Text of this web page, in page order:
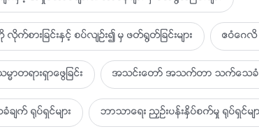
းအတြက္
ကြၽန္ုပ္ ခံစားလိုက္ခ်င္သည္။
ကိုယ္ေတာ္၏သတင္းေကာင္းကို နားစြင့္ပါမည္။
စ္မ်ားကိုသီဆိုပါ မွ
စားျခင္းႏွင့္ စပ္လ်ဥ္း၍ မွ ဖတ္႐ြတ္ျခင္းမ်ား ဧဝံေဂလိ
တရားရွာေဖြျခင္း အသင္းေတာ္ အသက္တာ သက္ေသခံ
က္ ႐ုပ္ရွင္မ်ား ဘာသာေရး ညႇဥ္းပန္းႏွိပ္စက္မႈ ႐ုပ္ရွင္မ်ာ